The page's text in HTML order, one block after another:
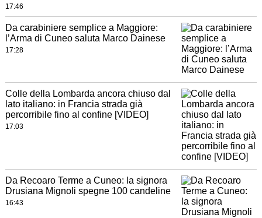
17:46
Da carabiniere semplice a Maggiore:
l’Arma di Cuneo saluta Marco Dainese
17:28
Colle della Lombarda ancora chiuso dal
lato italiano: in Francia strada già
percorribile fino al confine [VIDEO]
17:03
Da Recoaro Terme a Cuneo: la signora
Drusiana Mignoli spegne 100 candeline
16:43